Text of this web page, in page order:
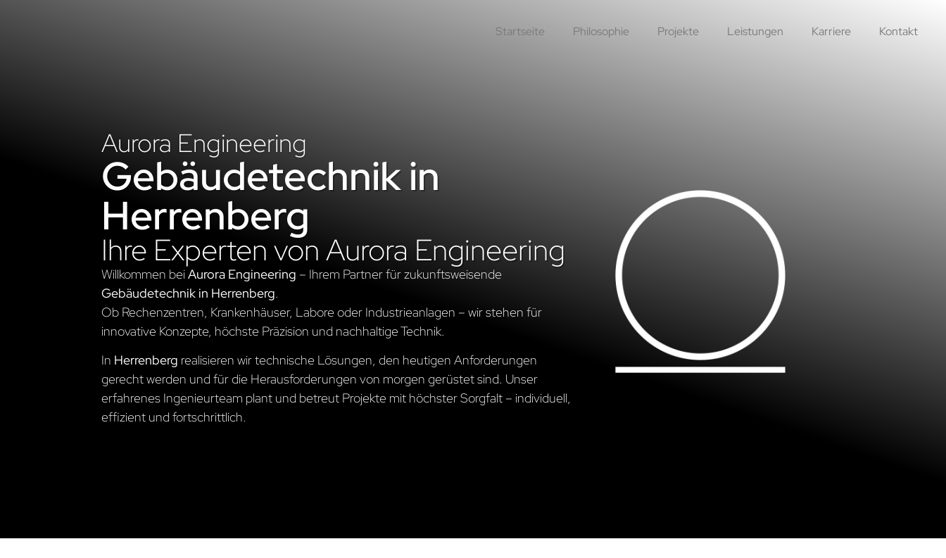
Startseite Philosophie Projekte Leistungen Karriere Kontakt
Aurora Engineering
Gebäudetechnik in
Herrenberg
Ihre Experten von Aurora Engineering
Willkommen beiAurora Engineering – Ihrem Partner für zukunftsweisende
Gebäudetechnik in Herrenberg.
Ob Rechenzentren, Krankenhäuser, Labore oder Industrieanlagen – wir stehen für
innovative Konzepte, höchste Präzision und nachhaltige Technik.
In Herrenberg realisieren wir technische Lösungen, den heutigen Anforderungen
gerecht werden und für die Herausforderungen von morgen gerüstet sind. Unser
erfahrenes Ingenieurteam plant und betreut Projekte mit höchster Sorgfalt – individuell,
effizient und fortschrittlich.